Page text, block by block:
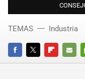
FACEBOOKTWITTERFLIPBOARD
E-
TEMAS Industria